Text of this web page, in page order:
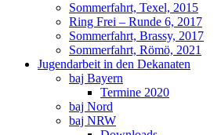
Sommerfahrt, Texel, 2015
Ring Frei – Runde 6, 2017
Sommerfahrt, Brassy, 2017
Sommerfahrt, Römö, 2021
Jugendarbeit in den Dekanaten
baj Bayern
Termine 2020
baj Nord
baj NRW